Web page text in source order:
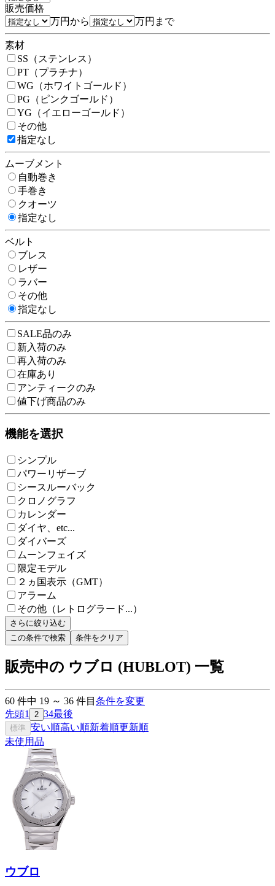
販売価格
万円から
万円まで
素材
SS（ステンレス）
PT（プラチナ）
WG（ホワイトゴールド）
PG（ピンクゴールド）
YG（イエローゴールド）
その他
指定なし
ムーブメント
自動巻き
手巻き
クオーツ
指定なし
ベルト
ブレス
レザー
ラバー
その他
指定なし
SALE品のみ
新入荷のみ
再入荷のみ
在庫あり
アンティークのみ
値下げ商品のみ
機能を選択
シンプル
パワーリザーブ
シースルーバック
クロノグラフ
カレンダー
ダイヤ、etc...
ダイバーズ
ムーンフェイズ
限定モデル
２ヵ国表示（GMT）
アラーム
その他（レトログラード...）
さらに絞り込む
この条件で検索
条件をクリア
販売中の ウブロ (HUBLOT) 一覧
60 件中 19 ～ 36 件目 条件を変更
先頭1 2 34最後
標準 安い順高い順新着順更新順
未使用品
ウブロ